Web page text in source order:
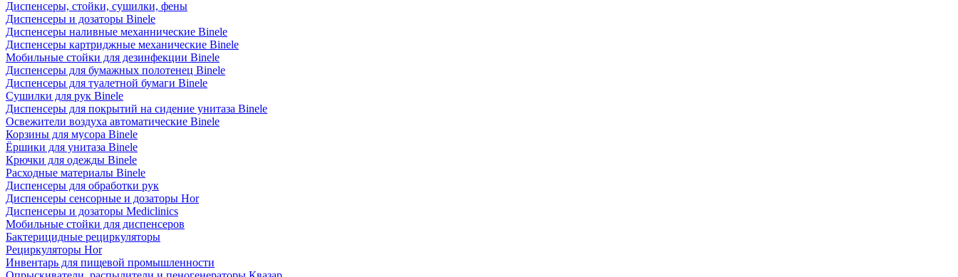
Диспенсеры, стойки, сушилки, фены
Диспенсеры и дозаторы Binele
Диспенсеры наливные механнические Binele
Диспенсеры картриджные механические Binele
Мобильные стойки для дезинфекции Binele
Диспенсеры для бумажных полотенец Binele
Диспенсеры для туалетной бумаги Binele
Сушилки для рук Binele
Диспенсеры для покрытий на сидение унитаза Binele
Освежители воздуха автоматические Binele
Корзины для мусора Binele
Ёршики для унитаза Binele
Крючки для одежды Binele
Расходные материалы Binele
Диспенсеры для обработки рук
Диспенсеры сенсорные и дозаторы Hor
Диспенсеры и дозаторы Mediclinics
Мобильные стойки для диспенсеров
Бактерицидные рециркуляторы
Рециркуляторы Hor
Инвентарь для пищевой промышленности